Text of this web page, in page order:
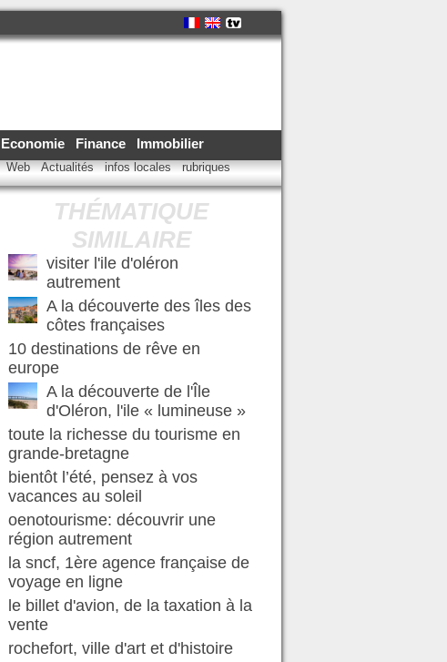
Economie Finance Immobilier
Web Actualités infos locales rubriques
THÉMATIQUE
SIMILAIRE
visiter l'ile d'oléron
autrement
A la découverte des îles des
côtes françaises
10 destinations de rêve en
europe
A la découverte de l'Île
d'Oléron, l'ile « lumineuse »
toute la richesse du tourisme en
grande-bretagne
bientôt l’été, pensez à vos
vacances au soleil
oenotourisme: découvrir une
région autrement
la sncf, 1ère agence française de
voyage en ligne
le billet d'avion, de la taxation à la
vente
rochefort, ville d'art et d'histoire